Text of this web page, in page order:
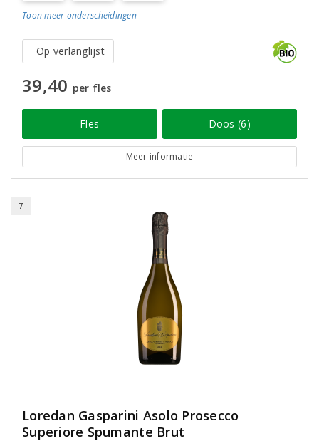
Toon meer onderscheidingen
Op verlanglijst
39,40 per fles
Fles Doos (6)
Meer informatie
7
Loredan Gasparini Asolo Prosecco
Superiore Spumante Brut